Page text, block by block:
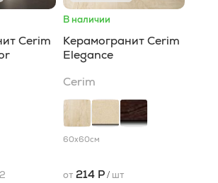
Cerim
В наличии
Керамогранит Cerim
Elegance
Cerim
60x60см
от 214 Р/ шт